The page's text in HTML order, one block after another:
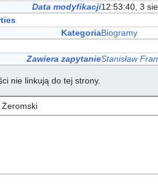
Data modyfikacji12:53:40, 3
KategoriaBiogramy
Zawiera zapytanieStanisław
nie linkują do tej strony.